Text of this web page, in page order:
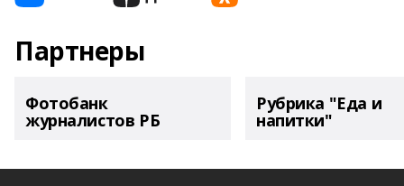
Партнеры
Фотобанк
журналистов РБ
Рубрика "Еда и
напитки"